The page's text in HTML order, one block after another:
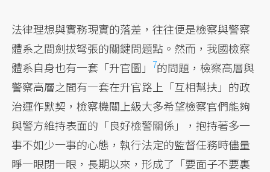
法律理想與實務現實的落差，往往便是檢察與警察
體系之間劍拔弩張的關鍵問題點。然而，我國檢察
體系自身也有一套「升官圖」
7的問題，檢察高層與
警察高層之間有一套在升官路上「互相幫扶」的政
治運作默契，檢察機關上級大多希望檢察官們能夠
與警方維持表面的「良好檢警關係」，抱持著多一
事不如少一事的心態，執行法定的監督任務時儘量
睜一眼閉一眼，長期以來，形成了「要面子不要裏